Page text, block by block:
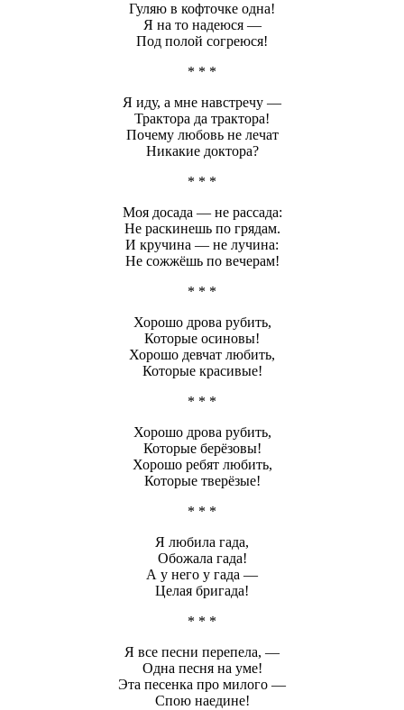
Гуляю в кофточке одна!
Я на то надеюся —
Под полой согреюся!
* * *
Я иду, а мне навстречу —
Трактора да трактора!
Почему любовь не лечат
Никакие доктора?
* * *
Моя досада — не рассада:
Не раскинешь по грядам.
И кручина — не лучина:
Не сожжёшь по вечерам!
* * *
Хорошо дрова рубить,
Которые осиновы!
Хорошо девчат любить,
Которые красивые!
* * *
Хорошо дрова рубить,
Которые берёзовы!
Хорошо ребят любить,
Которые тверёзые!
* * *
Я любила гада,
Обожала гада!
А у него у гада —
Целая бригада!
* * *
Я все песни перепела, —
Одна песня на уме!
Эта песенка про милого —
Спою наедине!